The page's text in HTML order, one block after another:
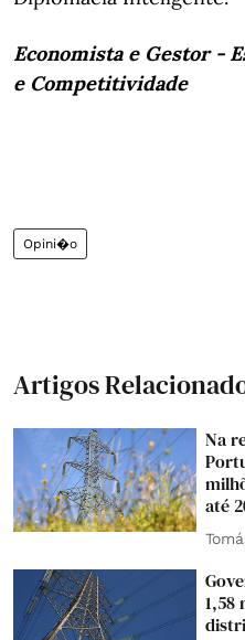
Economista e Gestor -
e Competitividade
Opini�o
Artigos
Na
até
1,58